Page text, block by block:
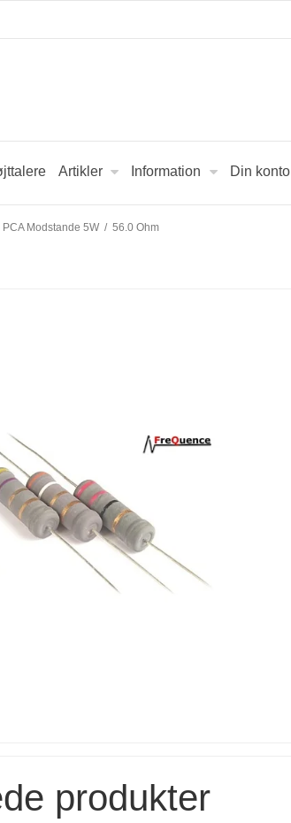
Artikler Information Din konto
PCA Modstande 5W / 56.0 Ohm
produkter